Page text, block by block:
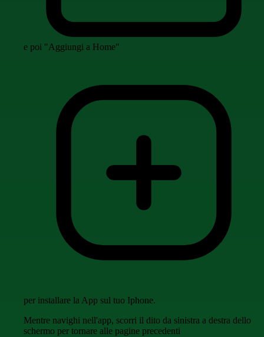
e poi "Aggiungi a Home"
per installare la App sul tuo Iphone.
Mentre navighi nell'app, scorri il dito da sinistra a destra dello
schermo per tornare alle pagine precedenti